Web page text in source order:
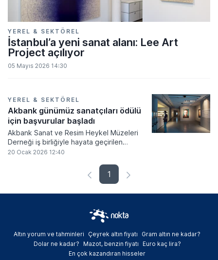
YEREL & SEKTÖREL
İstanbul’a yeni sanat alanı: Lee Art
Project açılıyor
05 Mayıs 2026 14:30
YEREL & SEKTÖREL
Akbank günümüz sanatçıları ödülü
için başvurular başladı
Akbank Sanat ve Resim Heykel Müzeleri
Derneği iş birliğiyle hayata geçirilen
Akbank Günümüz Sanatçıları Ödülü
başlarken, genç sanatçılar eserlerini 24
Mart tarihine kadar iletebilecek.
20 Ocak 2026 12:40
1
Altın yorum ve tahminleri Çeyrek altın fiyatı
Gram altın ne kadar?
Dolar ne kadar?
Mazot, benzin fiyatı
Euro kaç lira?
En çok kazandıran hisseler